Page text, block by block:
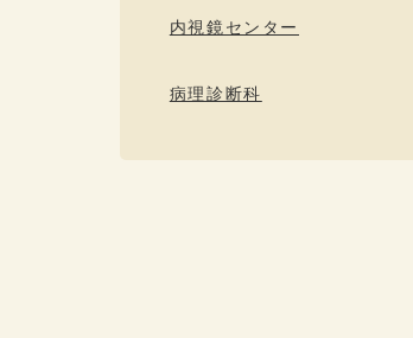
内視鏡センター
病理診断科